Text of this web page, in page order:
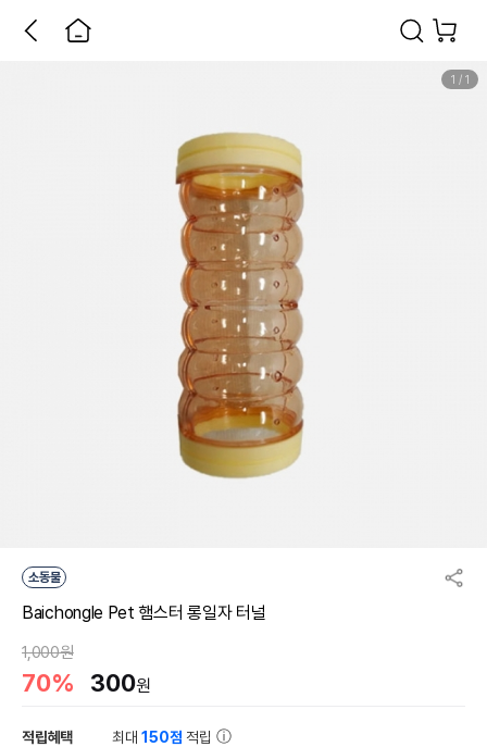
1 / 1
소동물
Baichongle Pet 햄스터 롱일자 터널
1,000원
70% 300원
적립혜택 최대150점 적립